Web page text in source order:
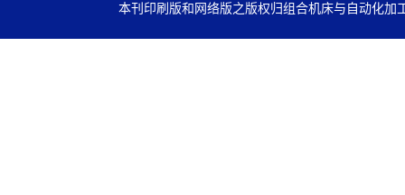
本刊印刷版和网络版之版权归组合机床与自动化